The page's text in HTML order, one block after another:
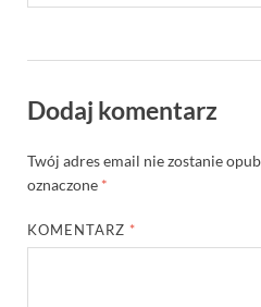
Dodaj komentarz
Twój adres email nie zostanie
oznaczone *
KOMENTARZ *